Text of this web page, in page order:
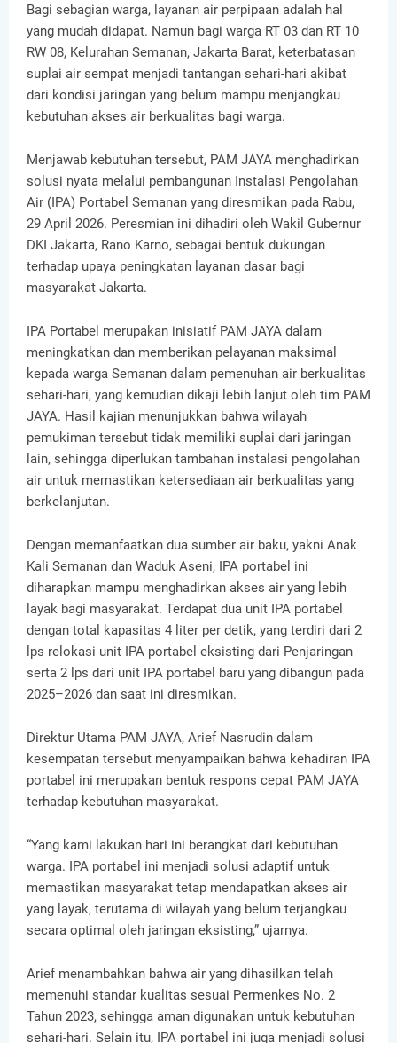
Bagi sebagian warga, layanan air perpipaan adalah hal
yang mudah didapat. Namun bagi warga RT 03 dan RT 10
RW 08, Kelurahan Semanan, Jakarta Barat, keterbatasan
suplai air sempat menjadi tantangan sehari-hari akibat
dari kondisi jaringan yang belum mampu menjangkau
kebutuhan akses air berkualitas bagi warga.
Menjawab kebutuhan tersebut, PAM JAYA menghadirkan
solusi nyata melalui pembangunan Instalasi Pengolahan
Air (IPA) Portabel Semanan yang diresmikan pada Rabu,
29 April 2026. Peresmian ini dihadiri oleh Wakil Gubernur
DKI Jakarta, Rano Karno, sebagai bentuk dukungan
terhadap upaya peningkatan layanan dasar bagi
masyarakat Jakarta.
IPA Portabel merupakan inisiatif PAM JAYA dalam
meningkatkan dan memberikan pelayanan maksimal
kepada warga Semanan dalam pemenuhan air berkualitas
sehari-hari, yang kemudian dikaji lebih lanjut oleh tim PAM
JAYA. Hasil kajian menunjukkan bahwa wilayah
pemukiman tersebut tidak memiliki suplai dari jaringan
lain, sehingga diperlukan tambahan instalasi pengolahan
air untuk memastikan ketersediaan air berkualitas yang
berkelanjutan.
Dengan memanfaatkan dua sumber air baku, yakni Anak
Kali Semanan dan Waduk Aseni, IPA portabel ini
diharapkan mampu menghadirkan akses air yang lebih
layak bagi masyarakat. Terdapat dua unit IPA portabel
dengan total kapasitas 4 liter per detik, yang terdiri dari 2
lps relokasi unit IPA portabel eksisting dari Penjaringan
serta 2 lps dari unit IPA portabel baru yang dibangun pada
2025–2026 dan saat ini diresmikan.
Direktur Utama PAM JAYA, Arief Nasrudin dalam
kesempatan tersebut menyampaikan bahwa kehadiran IPA
portabel ini merupakan bentuk respons cepat PAM JAYA
terhadap kebutuhan masyarakat.
“Yang kami lakukan hari ini berangkat dari kebutuhan
warga. IPA portabel ini menjadi solusi adaptif untuk
memastikan masyarakat tetap mendapatkan akses air
yang layak, terutama di wilayah yang belum terjangkau
secara optimal oleh jaringan eksisting,” ujarnya.
Arief menambahkan bahwa air yang dihasilkan telah
memenuhi standar kualitas sesuai Permenkes No. 2
Tahun 2023, sehingga aman digunakan untuk kebutuhan
sehari-hari. Selain itu, IPA portabel ini juga menjadi solusi